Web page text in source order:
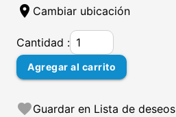
location_on Cambiar ubicación
Cantidad :
Agregar al carrito
favoriteGuardar en Lista de deseos